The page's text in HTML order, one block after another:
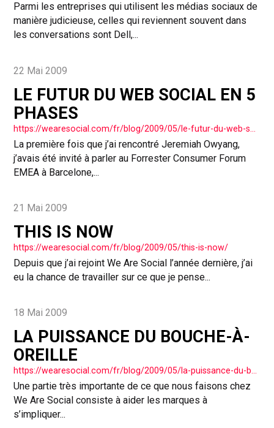
Parmi les entreprises qui utilisent les médias sociaux de
manière judicieuse, celles qui reviennent souvent dans
les conversations sont Dell,...
22 Mai 2009
LE FUTUR DU WEB SOCIAL EN 5
PHASES
https://wearesocial.com/fr/blog/2009/05/le-futur-du-web-social-en-5-phases/
La première fois que j’ai rencontré Jeremiah Owyang,
j’avais été invité à parler au Forrester Consumer Forum
EMEA à Barcelone,...
21 Mai 2009
THIS IS NOW
https://wearesocial.com/fr/blog/2009/05/this-is-now/
Depuis que j’ai rejoint We Are Social l’année dernière, j’ai
eu la chance de travailler sur ce que je pense...
18 Mai 2009
LA PUISSANCE DU BOUCHE-À-
OREILLE
https://wearesocial.com/fr/blog/2009/05/la-puissance-du-boucheoreille/
Une partie très importante de ce que nous faisons chez
We Are Social consiste à aider les marques à
s’impliquer...